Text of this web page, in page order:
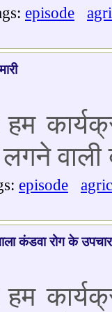
episode
लगने
episode
कंडवा रोग के